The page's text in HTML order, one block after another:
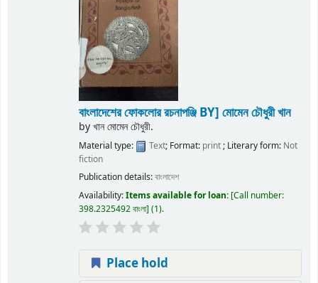
বাংলাদেশের ফোকলোর রচনাপঞ্জি BY] মোমেন চৌধুরী খান
byখান মোমেন চৌধুরী.
Material type: Text; Format: print; Literary form: Not
fiction
Publication details:বাংলাদেশ
Availability:Items available for loan: Call number:
398.2325492 বাংলা (1).
Place hold